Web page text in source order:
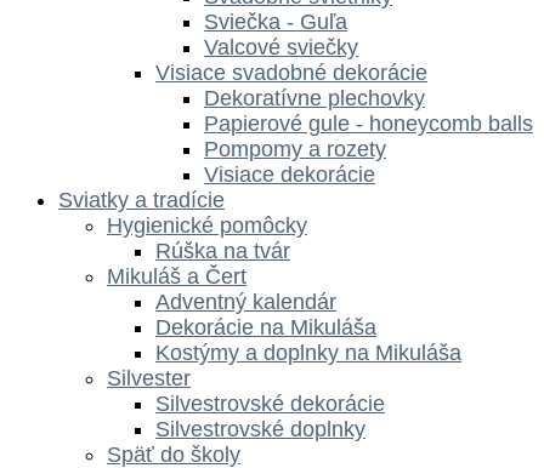
Sviečka - Guľa
Valcové sviečky
Visiace svadobné dekorácie
Dekoratívne plechovky
Papierové gule - honeycomb balls
Pompomy a rozety
Visiace dekorácie
Sviatky a tradície
Hygienické pomôcky
Rúška na tvár
Mikuláš a Čert
Adventný kalendár
Dekorácie na Mikuláša
Kostýmy a doplnky na Mikuláša
Silvester
Silvestrovské dekorácie
Silvestrovské doplnky
Späť do školy